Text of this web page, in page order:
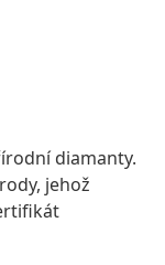
diamanty.
jehož